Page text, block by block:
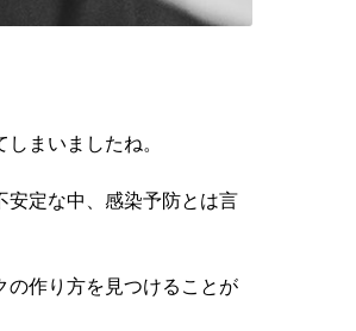
まいましたね。
安定な中、感染予防とは言
の作り方を見つけることが